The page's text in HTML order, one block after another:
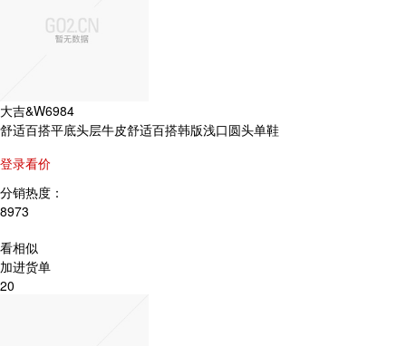
大吉&W6984
舒适百搭平底头层牛皮舒适百搭韩版浅口圆头单鞋
登录看价
分销热度：
8973
看相似
加进货单
20